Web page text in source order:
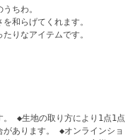
ちわ。
和らげてくれます。
りなアイテムです。
。 ◆生地の取り方により1点1点
があります。 ◆オンラインショ